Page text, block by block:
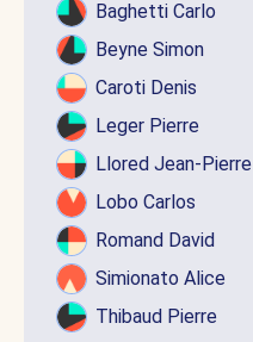
Baghetti Carlo
Beyne Simon
Caroti Denis
Leger Pierre
Llored Jean-Pierre
Lobo Carlos
Romand David
Simionato Alice
Thibaud Pierre